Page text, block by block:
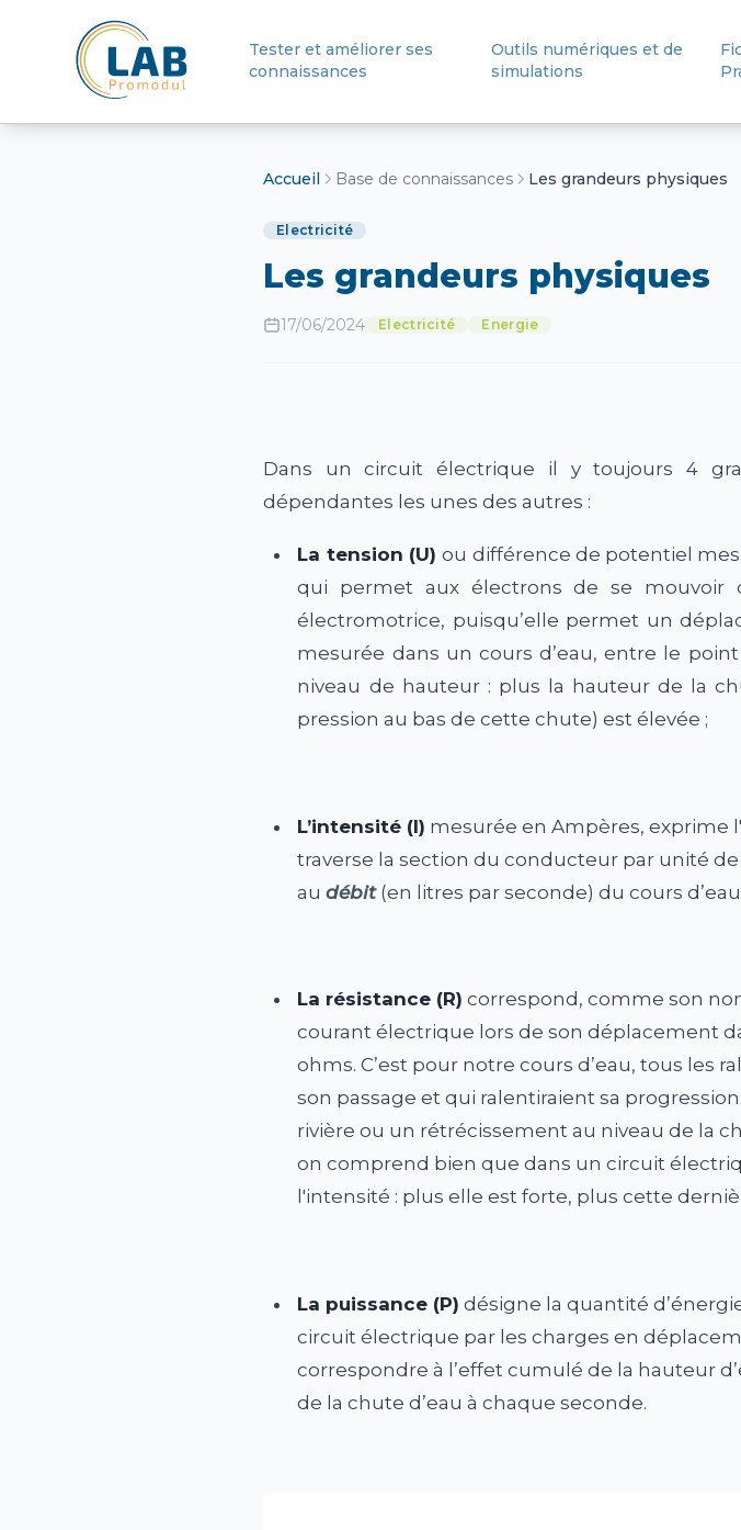
Retour à l'accueil
Tester et améliorer ses
connaissances
Outils numériques et de
simulations
Accueil Base de connaissances Les grandeurs physiques
Electricité
Les grandeurs physiques
17/06/2024 Electricité Energie
Dans un circuit électrique il y toujours 4
dépendantes les unes des autres :
La tension (U)ou différence de potentiel
qui permet aux électrons de se mouvoir
électromotrice, puisqu’elle permet un
mesurée dans un cours d’eau, entre le
niveau de hauteur : plus la hauteur de la
pression au bas de cette chute) est élevée ;
L’intensité (I) mesurée en Ampères, exprime
traverse la section du conducteur par unité
audébit(en litres par seconde) du cours
La résistance (R) correspond, comme son
courant électrique lors de son déplacement
ohms. C’est pour notre cours d’eau, tous les
son passage et qui ralentiraient sa
rivière ou un rétrécissement au niveau de la
on comprend bien que dans un circuit
l'intensité : plus elle est forte, plus cette
La puissance (P) désigne la quantité
circuit électrique par les charges en
correspondre à l’effet cumulé de la hauteur
de la chute d’eau à chaque seconde.